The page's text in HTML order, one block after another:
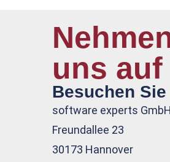
uns auf
Besuchen
software experts GmbH
Freundallee 23
30173 Hannover